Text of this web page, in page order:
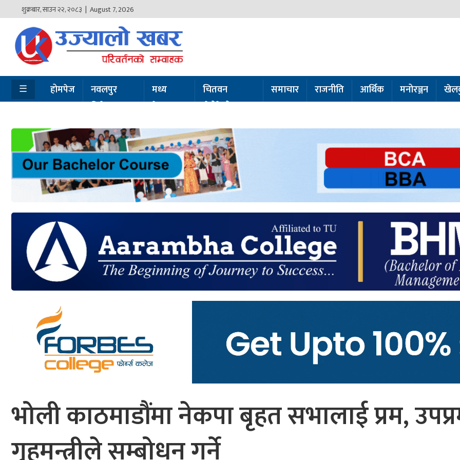
शुक्रबार,साउन२२,२०८३ | August 7, 2026
होमपेज
नवलपुर
विशेष
चितवन
सेरोफेरो
राजनीति
आर्थिक
मनोरञ्जन
युनिकोड
☰ होमपेज
नवलपुर
विशेष
मध्य
नेपाल
चितवन
सेरोफेरो
समाचार राजनीति आर्थिक मनोरञ्जन
भोली काठमाडौंमा नेकपा बृहत सभालाई प्रम,